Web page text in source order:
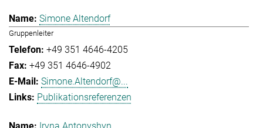
Simone Altendorf
Gruppenleiter
+49 351 4646-4205
+49 351 4646-4902
Simone.Altendorf@...
Publikationsreferenzen